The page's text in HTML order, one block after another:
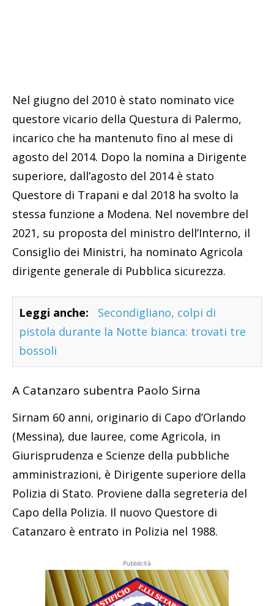
Nel giugno del 2010 è stato nominato vice
questore vicario della Questura di Palermo,
incarico che ha mantenuto fino al mese di
agosto del 2014. Dopo la nomina a Dirigente
superiore, dall’agosto del 2014 è stato
Questore di Trapani e dal 2018 ha svolto la
stessa funzione a Modena. Nel novembre del
2021, su proposta del ministro dell’Interno, il
Consiglio dei Ministri, ha nominato Agricola
dirigente generale di Pubblica sicurezza.
Leggi anche:
Secondigliano, colpi di
pistola durante la Notte bianca: trovati tre
bossoli
A Catanzaro subentra Paolo Sirna
Sirnam 60 anni, originario di Capo d’Orlando
(Messina), due lauree, come Agricola, in
Giurisprudenza e Scienze della pubbliche
amministrazioni, è Dirigente superiore della
Polizia di Stato. Proviene dalla segreteria del
Capo della Polizia. Il nuovo Questore di
Catanzaro è entrato in Polizia nel 1988.
Pubblicità